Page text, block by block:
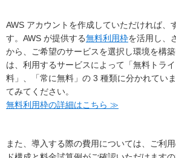
AWS アカウントを作成していただければ、
す。AWS が提供する無料利用枠を活用し、
から、ご希望のサービスを選択し環境を構
は、利用するサービスによって「無料トラ
料」、「常に無料」の 3 種類に分かれてい
てみてください。
無料利用枠の詳細はこちら ≫
また、導入する際の費用については、ご利